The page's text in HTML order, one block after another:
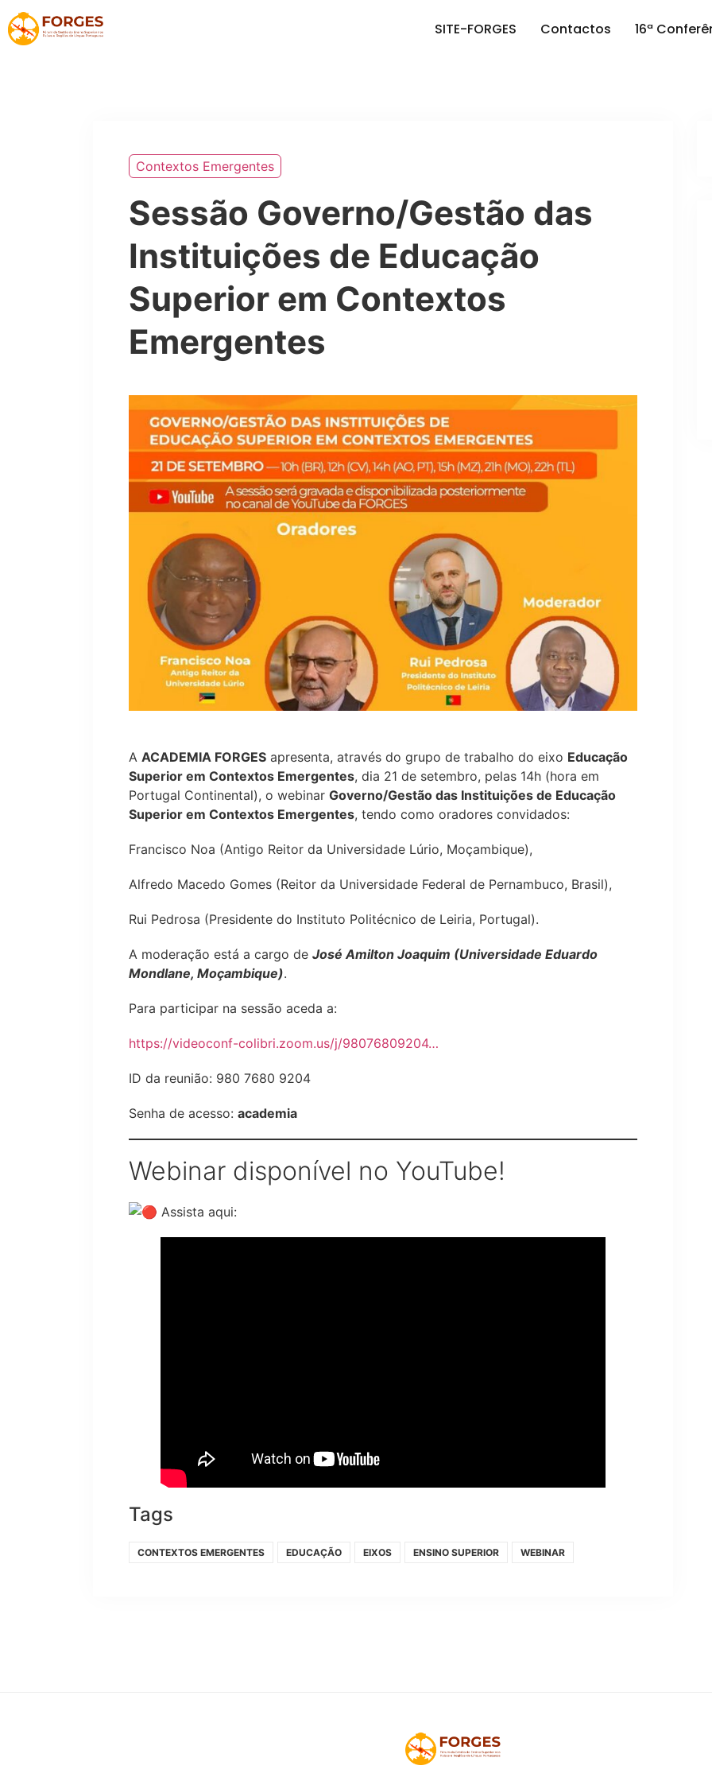
SITE-FORGES Contactos 16ª
Contextos Emergentes
Sessão Governo/Gestão das
Instituições de Educação
Superior em Contextos
Emergentes
A ACADEMIA FORGES apresenta, através do grupo de trabalho do eixo Educação
Superior em Contextos Emergentes, dia 21 de setembro, pelas 14h (hora em
Portugal Continental), o webinar Governo/Gestão das Instituições de Educação
Superior em Contextos Emergentes, tendo como oradores convidados:
Francisco Noa (Antigo Reitor da Universidade Lúrio, Moçambique),
Alfredo Macedo Gomes (Reitor da Universidade Federal de Pernambuco, Brasil),
Rui Pedrosa (Presidente do Instituto Politécnico de Leiria, Portugal).
A moderação está a cargo de José Amilton Joaquim (Universidade Eduardo
Mondlane, Moçambique).
Para participar na sessão aceda a:
https://videoconf-colibri.zoom.us/j/98076809204…
ID da reunião: 980 7680 9204
Senha de acesso: academia
Webinar disponível no YouTube!
Assista aqui:
Tags
CONTEXTOS EMERGENTES EDUCAÇÃO EIXOS ENSINO SUPERIOR WEBINAR